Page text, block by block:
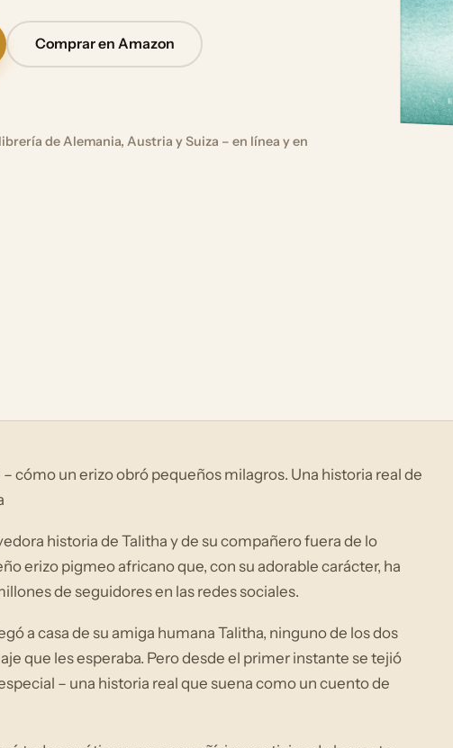
Comprar en Amazon
de Alemania, Austria y Suiza – en línea y en
– cómo un erizo obró pequeños milagros. Una historia real de
historia de Talitha y de su compañero fuera de lo
erizo pigmeo africano que, con su adorable carácter, ha
de seguidores en las redes sociales.
a casa de su amiga humana Talitha, ninguno de los dos
que les esperaba. Pero desde el primer instante se tejió
– una historia real que suena como un cuento de